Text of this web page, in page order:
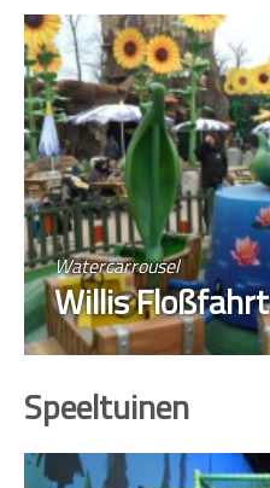
Watercarrousel
Willis Floßfahrt
Speeltuinen